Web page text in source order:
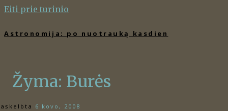
Eiti prie turinio
Astronomija: po nuotrauką kasdien
Žyma: Burės
6 kovo, 2008